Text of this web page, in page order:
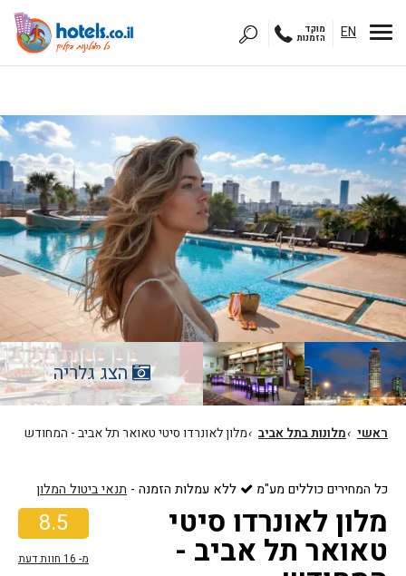
EN מוקד
הזמנות
הצג גלריה
ראשי ›מלונות בתל אביב ›מלון לאונרדו סיטי טאואר תל אביב - המחודש
כל המחירים כוללים מע"מ ללא עמלות הזמנה - תנאי ביטול המלון
8.5
מ- 16 חוות דעת
מלון לאונרדו סיטי
טאואר תל אביב -